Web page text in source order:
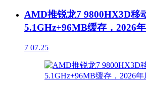
AMD推锐龙7 9800HX3D移
5.1GHz+96MB缓存，2026
7 07.25